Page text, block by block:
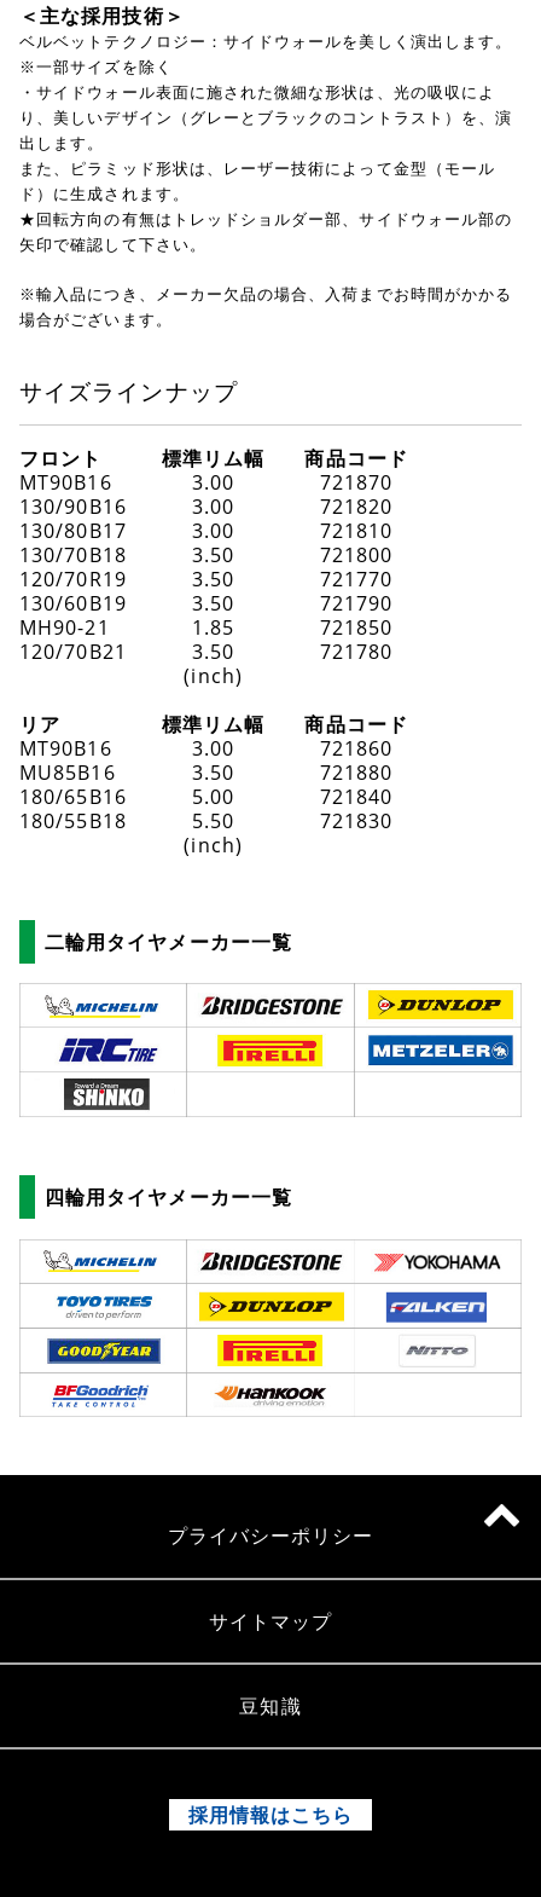
＜主な採用技術＞
ベルベットテクノロジー：サイドウォールを美しく演出します。
※一部サイズを除く
・サイドウォール表面に施された微細な形状は、光の吸収によ
り、美しいデザイン（グレーとブラックのコントラスト）を、演
出します。
また、ピラミッド形状は、レーザー技術によって金型（モール
ド）に生成されます。
★回転方向の有無はトレッドショルダー部、サイドウォール部の
矢印で確認して下さい。
※輸入品につき、メーカー欠品の場合、入荷までお時間がかかる
場合がございます。
サイズラインナップ
フロント
MT90B16
130/90B16
130/80B17
130/70B18
120/70R19
130/60B19
MH90-21
120/70B21
リア
MT90B16
MU85B16
180/65B16
180/55B18
標準リム幅
3.00
3.00
3.00
3.50
3.50
3.50
1.85
3.50
(inch)
標準リム幅
3.00
3.50
5.00
5.50
(inch)
商品コード
721870
721820
721810
721800
721770
721790
721850
721780
商品コード
721860
721880
721840
721830
二輪用タイヤメーカー一覧
四輪用タイヤメーカー一覧
プライバシーポリシー
サイトマップ
豆知識
採用情報はこちら